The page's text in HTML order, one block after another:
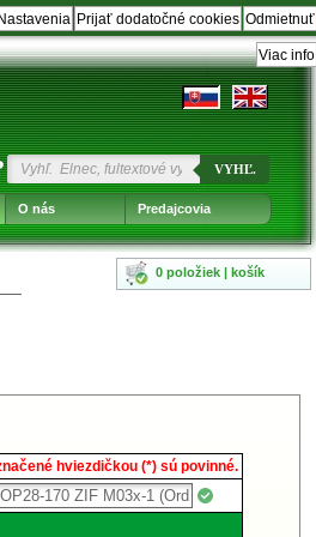
Odmietnuť
Prijať dodatočné cookies
Nastavenia
Viac info
VYHĽ.
O nás Predajcovia
0 položiek | košík
hviezdičkou (*) sú povinné.